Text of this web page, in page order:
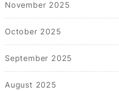
November 2025
October 2025
September 2025
August 2025